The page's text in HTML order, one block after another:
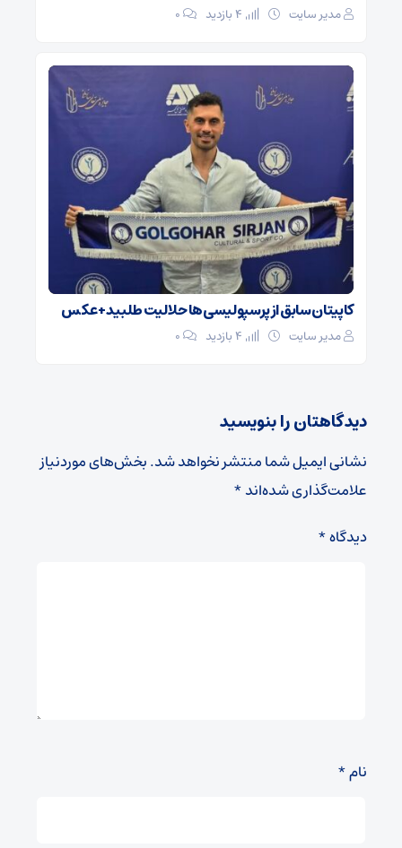
مدیر سایت ۰
کاپیتان سابق از پرسپولیسی‌ها حلالیت طلبید + عکس
مدیر سایت ۰
دیدگاهتان را بنویسید
نشانی ایمیل شما منتشر نخواهد شد.بخش‌های موردنیاز
علامت‌گذاری شده‌اند*
دیدگاه*
نام*